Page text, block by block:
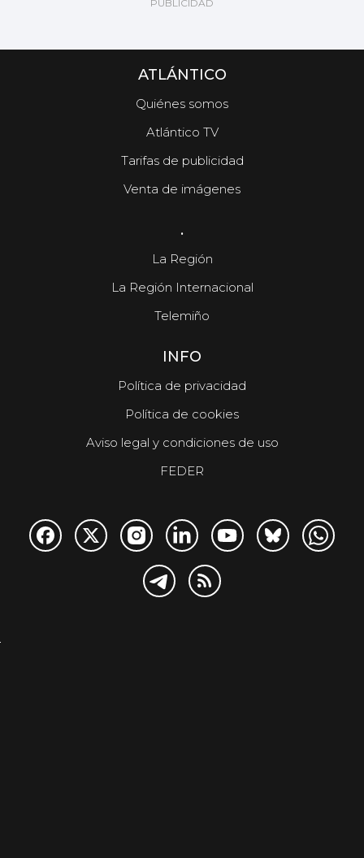
ATLÁNTICO
Quiénes somos
Atlántico TV
Tarifas de publicidad
Venta de imágenes
.
La Región
La Región Internacional
Telemiño
INFO
Política de privacidad
Política de cookies
Aviso legal y condiciones de uso
FEDER